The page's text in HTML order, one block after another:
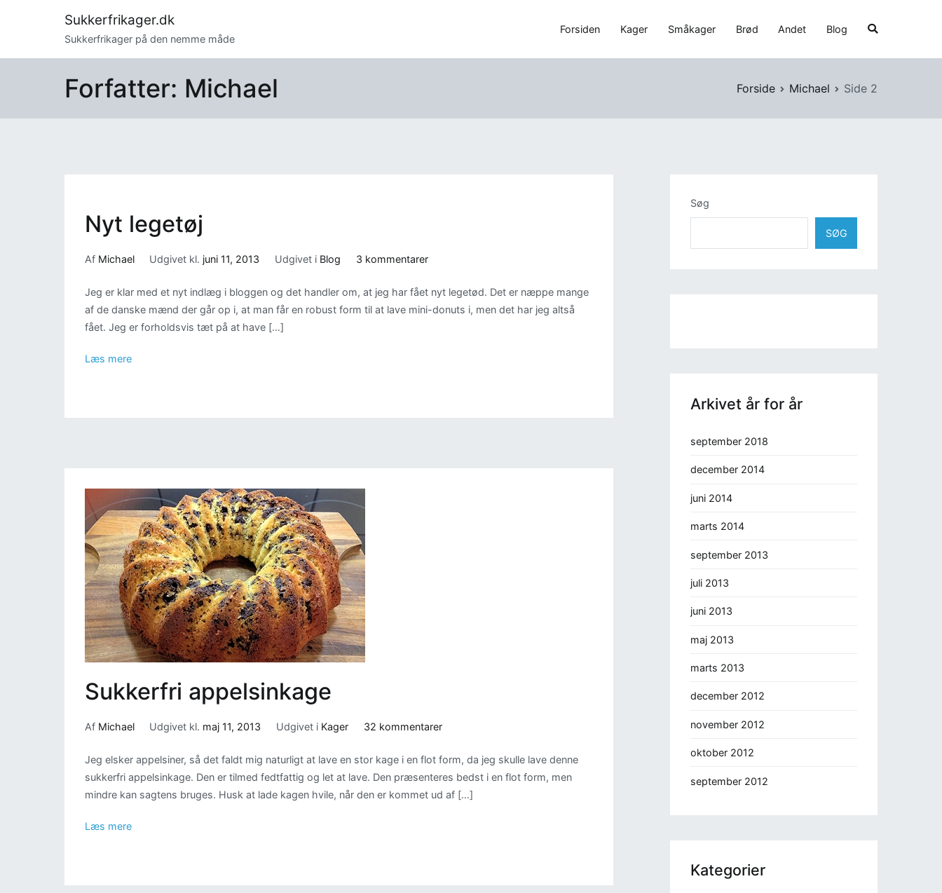
Sukkerfrikager.dk
Sukkerfrikager på den nemme måde
Forsiden Kager Småkager Brød Andet Blog
Forfatter: Michael Forside Michael Side 2
Nyt legetøj
Af Michael Udgivet kl. juni 11, 2013 Udgivet i Blog 3 kommentarertil
legetøj
Jeg er klar med et nyt indlæg i bloggen og det handler om, at jeg har fået nyt legetød. Det er næppe mange
af de danske mænd der går op i, at man får en robust form til at lave mini-donuts i, men det har jeg altså
fået. Jeg er forholdsvis tæt på at have […]
Læs mere
Sukkerfri appelsinkage
Af Michael Udgivet kl. maj 11, 2013 Udgivet i Kager 32 kommentarertil
appelsinkage
Jeg elsker appelsiner, så det faldt mig naturligt at lave en stor kage i en flot form, da jeg skulle lave denne
sukkerfri appelsinkage. Den er tilmed fedtfattig og let at lave. Den præsenteres bedst i en flot form, men
mindre kan sagtens bruges. Husk at lade kagen hvile, når den er kommet ud af […]
Læs mere
Søg
SØG
Arkivet år for år
september 2018
december 2014
juni 2014
marts 2014
september 2013
juli 2013
juni 2013
maj 2013
marts 2013
december 2012
november 2012
oktober 2012
september 2012
Kategorier